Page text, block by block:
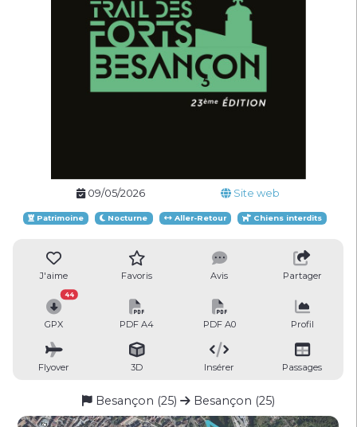
09/05/2026 Site web
Patrimoine Nocturne Aller-Retour Chiens interdits
J'aime Favoris Avis Partager
GPX
44
PDF A4 PDF A0 Profil
Flyover 3D Insérer Passages
Besançon (25) Besançon (25)